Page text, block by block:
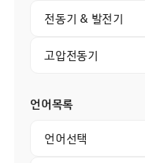
전동기 & 발전기
고압전동기
언어목록
언어선택